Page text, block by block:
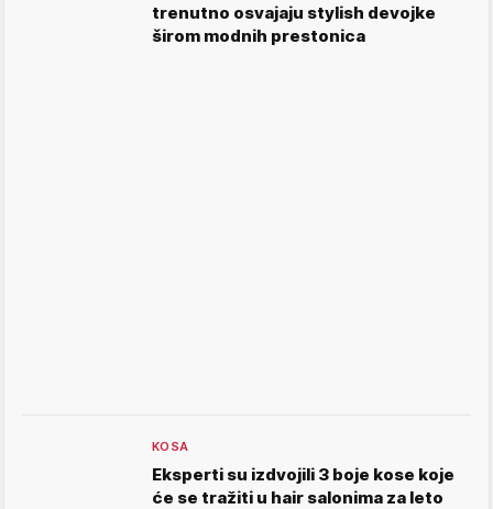
trenutno osvajaju stylish devojke
širom modnih prestonica
KOSA
Eksperti su izdvojili 3 boje kose koje
će se tražiti u hair salonima za leto